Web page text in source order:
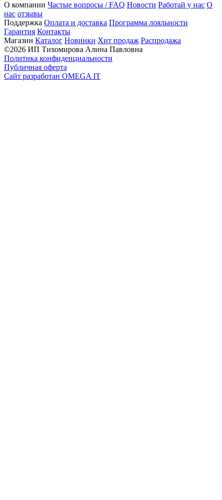
О компании Частые вопросы / FAQ Новости Работай у нас О
нас отзывы
Поддержка Оплата и доставка Программа лояльности
Гарантия Контакты
Магазин Каталог Новинки Хит продаж Распродажа
©2026 ИП Тихомирова Алина Павловна
Политика конфиденциальности
Публичная оферта
Сайт разработан OMEGA IT